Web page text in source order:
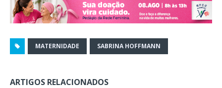
MATERNIDADE SABRINA HOFFMANN
ARTIGOS RELACIONADOS